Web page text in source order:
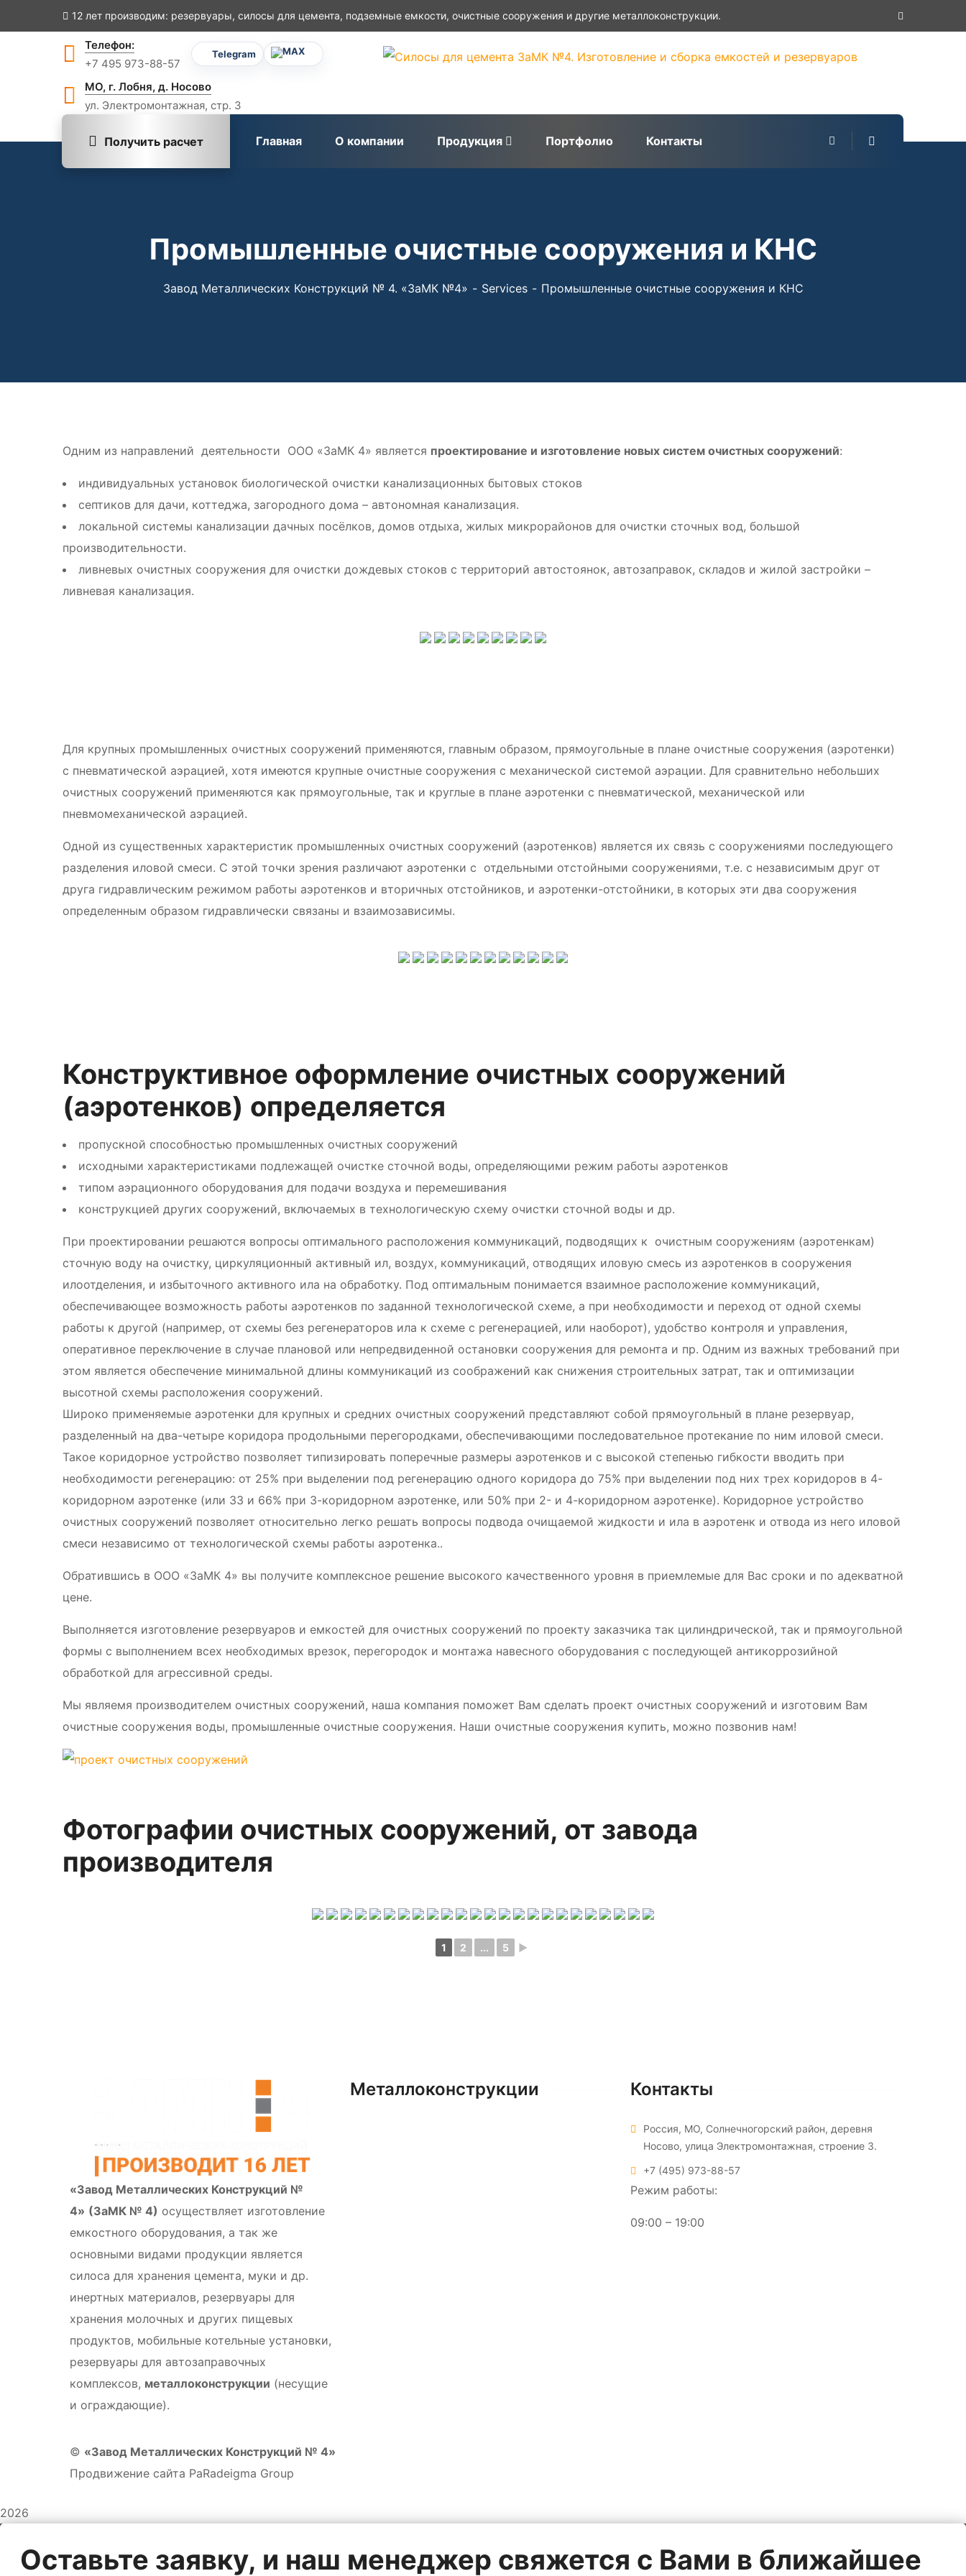
12 лет производим: резервуары, силосы для цемента, подземные емкости, очистные сооружения и другие металлоконструкции.
Телефон:
+7 495 973-88-57
Telegram
МО, г. Лобня, д. Носово
ул. Электромонтажная, стр. 3
Получить расчет Главная О компании Продукция Портфолио Контакты
Промышленные очистные сооружения и КНС
Завод Металлических Конструкций № 4. «ЗаМК №4» Services Промышленные очистные сооружения и КНС
Одним из направлений деятельности ООО «ЗаМК 4» является проектирование и изготовление новых систем очистных сооружений:
индивидуальных установок биологической очистки канализационных бытовых стоков
септиков для дачи, коттеджа, загородного дома – автономная канализация.
локальной системы канализации дачных посёлков, домов отдыха, жилых микрорайонов для очистки сточных вод, большой
производительности.
ливневых очистных сооружения для очистки дождевых стоков с территорий автостоянок, автозаправок, складов и жилой застройки –
ливневая канализация.
Для крупных промышленных очистных сооружений применяются, главным образом, прямоугольные в плане очистные сооружения (аэротенки)
с пневматической аэрацией, хотя имеются крупные очистные сооружения с механической системой аэрации. Для сравнительно небольших
очистных сооружений применяются как прямоугольные, так и круглые в плане аэротенки с пневматической, механической или
пневмомеханической аэрацией.
Одной из существенных характеристик промышленных очистных сооружений (аэротенков) является их связь с сооружениями последующего
разделения иловой смеси. С этой точки зрения различают аэротенки с отдельными отстойными сооружениями, т.е. с независимым друг от
друга гидравлическим режимом работы аэротенков и вторичных отстойников, и аэротенки-отстойники, в которых эти два сооружения
определенным образом гидравлически связаны и взаимозависимы.
Конструктивное оформление очистных сооружений
(аэротенков) определяется
пропускной способностью промышленных очистных сооружений
исходными характеристиками подлежащей очистке сточной воды, определяющими режим работы аэротенков
типом аэрационного оборудования для подачи воздуха и перемешивания
конструкцией других сооружений, включаемых в технологическую схему очистки сточной воды и др.
При проектировании решаются вопросы оптимального расположения коммуникаций, подводящих к очистным сооружениям (аэротенкам)
сточную воду на очистку, циркуляционный активный ил, воздух, коммуникаций, отводящих иловую смесь из аэротенков в сооружения
илоотделения, и избыточного активного ила на обработку. Под оптимальным понимается взаимное расположение коммуникаций,
обеспечивающее возможность работы аэротенков по заданной технологической схеме, а при необходимости и переход от одной схемы
работы к другой (например, от схемы без регенераторов ила к схеме с регенерацией, или наоборот), удобство контроля и управления,
оперативное переключение в случае плановой или непредвиденной остановки сооружения для ремонта и пр. Одним из важных требований при
этом является обеспечение минимальной длины коммуникаций из соображений как снижения строительных затрат, так и оптимизации
высотной схемы расположения сооружений.
Широко применяемые аэротенки для крупных и средних очистных сооружений представляют собой прямоугольный в плане резервуар,
разделенный на два-четыре коридора продольными перегородками, обеспечивающими последовательное протекание по ним иловой смеси.
Такое коридорное устройство позволяет типизировать поперечные размеры аэротенков и с высокой степенью гибкости вводить при
необходимости регенерацию: от 25% при выделении под регенерацию одного коридора до 75% при выделении под них трех коридоров в 4-
коридорном аэротенке (или 33 и 66% при 3-коридорном аэротенке, или 50% при 2- и 4-коридорном аэротенке). Коридорное устройство
очистных сооружений позволяет относительно легко решать вопросы подвода очищаемой жидкости и ила в аэротенк и отвода из него иловой
смеси независимо от технологической схемы работы аэротенка..
Обратившись в ООО «ЗаМК 4» вы получите комплексное решение высокого качественного уровня в приемлемые для Вас сроки и по адекватной
цене.
Выполняется изготовление резервуаров и емкостей для очистных сооружений по проекту заказчика так цилиндрической, так и прямоугольной
формы с выполнением всех необходимых врезок, перегородок и монтажа навесного оборудования с последующей антикоррозийной
обработкой для агрессивной среды.
Мы являемя производителем очистных сооружений, наша компания поможет Вам сделать проект очистных сооружений и изготовим Вам
очистные сооружения воды, промышленные очистные сооружения. Наши очистные сооружения купить, можно позвонив нам!
Фотографии очистных сооружений, от завода
производителя
1 2 ... 5 ►
«Завод Металлических Конструкций №
4» (ЗаМК № 4) осуществляет изготовление
емкостного оборудования, а так же
основными видами продукции является
силоса для хранения цемента, муки и др.
инертных материалов, резервуары для
хранения молочных и других пищевых
продуктов, мобильные котельные установки,
резервуары для автозаправочных
комплексов, металлоконструкции (несущие
и ограждающие).
Металлоконструкции Контакты
Россия, МО, Солнечногорский район, деревня
Носово, улица Электромонтажная, строение 3.
+7 (495) 973-88-57
Режим работы:
09:00 – 19:00
© «Завод Металлических Конструкций № 4»
Продвижение сайта PaRadeigma Group
2026
Оставьте заявку, и наш менеджер свяжется с Вами в ближайшее